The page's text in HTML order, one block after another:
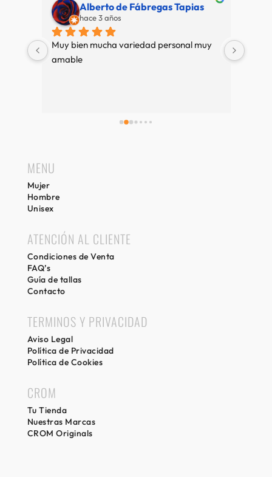
Alberto de Fábregas Tapias
hace 3 años
Muy bien mucha variedad personal muy
amable
MENU
Mujer
Hombre
Unisex
ATENCIÓN AL CLIENTE
Condiciones de Venta
FAQ’s
Guía de tallas
Contacto
TERMINOS Y PRIVACIDAD
Aviso Legal
Política de Privacidad
Política de Cookies
CROM
Tu Tienda
Nuestras Marcas
CROM Originals